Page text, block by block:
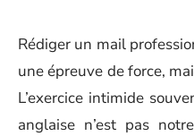
Rédiger un mail
une épreuve de force,
L’exercice intimide
anglaise n’est pas